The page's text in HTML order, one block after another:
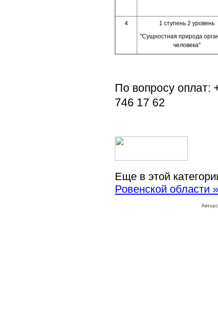
4
1 ступень 2 уровень
"Сущностная природа
человека"
По вопросу
746 17 62
Еще в этой
Ровенской области »